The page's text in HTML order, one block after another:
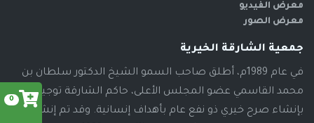
0
معرض الفيديو
معرض الصور
جمعية الشارقة الخيرية
في عام 1989م، أطلق صاحب السمو الشيخ الدكتور سلطان بن
محمد القاسمي عضو المجلس الأعلى، حاكم الشارقة توجيهاته
بإنشاء صرح خيري ذو نفع عام بأهداف إنسانية. وقد تم إنشاء